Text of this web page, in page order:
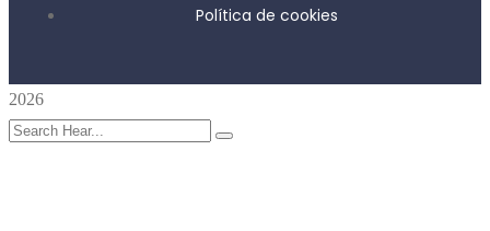
Política de cookies
2026